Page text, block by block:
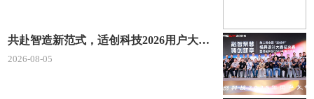
共赴智造新范式，适创科技2026用户大会将于深圳启幕
2026-08-05